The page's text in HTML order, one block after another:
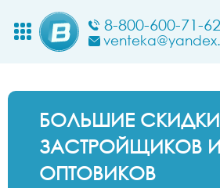
8-800-600-71-62
БОЛЬШИЕ
ЗАСТРОЙЩИКОВ И
ОПТОВИКОВ